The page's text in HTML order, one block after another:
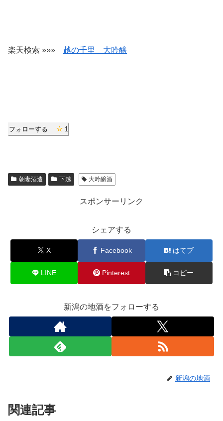
楽天検索 »»» 越の千里 大吟醸
フォローする 1
朝妻酒造 下越 大吟醸酒
スポンサーリンク
シェアする
X Facebook はてブ
LINE Pinterest コピー
新潟の地酒をフォローする
新潟の地酒
関連記事